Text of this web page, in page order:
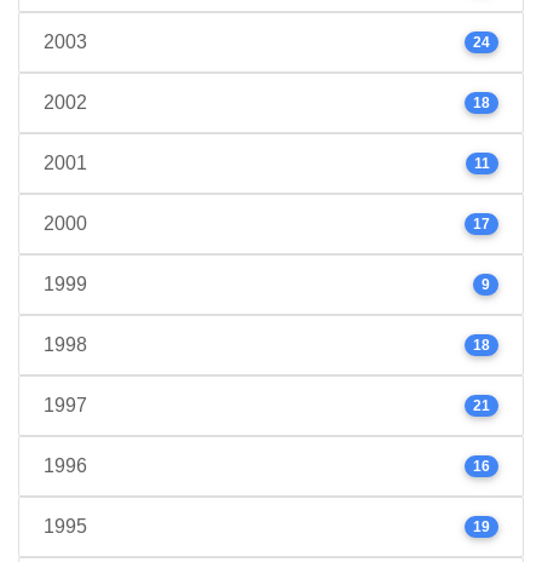
2003 24
2002 18
2001 11
2000 17
1999 9
1998 18
1997 21
1996 16
1995 19